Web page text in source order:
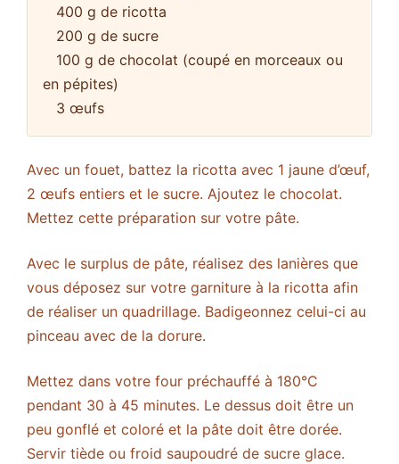
400 g de ricotta
200 g de sucre
100 g de chocolat (coupé en morceaux ou
en pépites)
3 œufs
Avec un fouet, battez la ricotta avec 1 jaune d’œuf,
2 œufs entiers et le sucre. Ajoutez le chocolat.
Mettez cette préparation sur votre pâte.
Avec le surplus de pâte, réalisez des lanières que
vous déposez sur votre garniture à la ricotta afin
de réaliser un quadrillage. Badigeonnez celui-ci au
pinceau avec de la dorure.
Mettez dans votre four préchauffé à 180°C
pendant 30 à 45 minutes. Le dessus doit être un
peu gonflé et coloré et la pâte doit être dorée.
Servir tiède ou froid saupoudré de sucre glace.